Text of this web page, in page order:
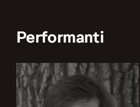
Performanti